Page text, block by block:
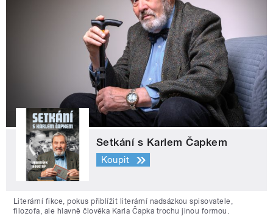
Setkání s Karlem Čapkem
Koupit
Literární fikce, pokus přiblížit literární nadsázkou spisovatele,
filozofa, ale hlavně člověka Karla Čapka trochu jinou formou.